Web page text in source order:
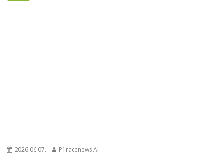
2026.06.07. P1racenews AI